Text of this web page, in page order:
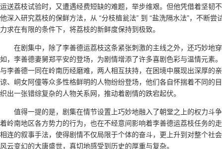
运送荔枝试验时，又遭遇经费短缺的难题，举步维艰。但他凭借着坚韧
他深入研究荔枝的保鲜方法，从 “分枝植瓮法” 到 “盐洗隔水法”，不断
力求在有限的条件下，将荔枝的新鲜度保持到极致。
在剧集中，除了李善德运荔枝这条紧张刺激的主线之外，还巧妙地
如，李善德妻舅郑平安的登场，为剧情增添了许多喜剧色彩与温情元素
与李善德一同在岭南历经磨难，两人相互扶持，在困境中展现出深厚的
谅、峒女阿僮等众多性格鲜明的人物纷纷登场，他们各自怀揣着不同的
织出一张错综复杂的人物关系网，推动着剧情的跌宕起伏。
值得一提的是，剧集在情节设置上巧妙地融入了朝堂之上的权力斗
着岭南地区各方势力的行为，也在不经意间影响着李善德运荔枝任务的
相连的叙事手法，使得剧情不仅局限于个体的奋斗，更上升到对整个社
风云变幻的大唐盛世，真切地感受到历史的厚重与复杂。